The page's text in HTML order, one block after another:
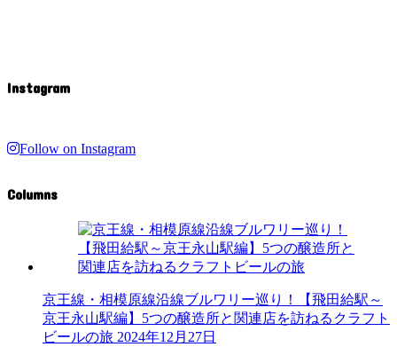
Instagram
Follow on Instagram
Columns
京王線・相模原線沿線ブルワリー巡り！【飛田給駅～
京王永山駅編】5つの醸造所と関連店を訪ねるクラフト
ビールの旅 2024年12月27日